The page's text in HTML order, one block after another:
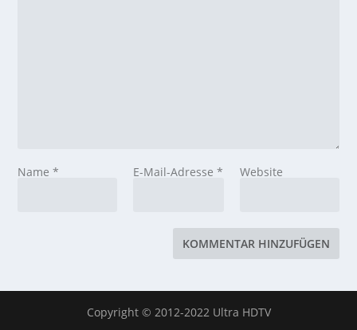
Name* E-Mail-Adresse * Website
Copyright © 2012-2022 Ultra HDTV